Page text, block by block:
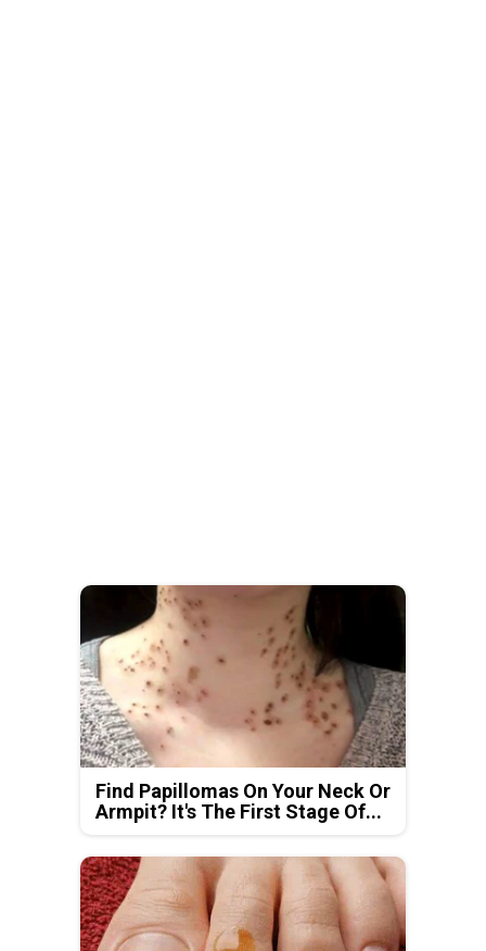
Find Papillomas On Your Neck Or
Armpit? It's The First Stage Of...